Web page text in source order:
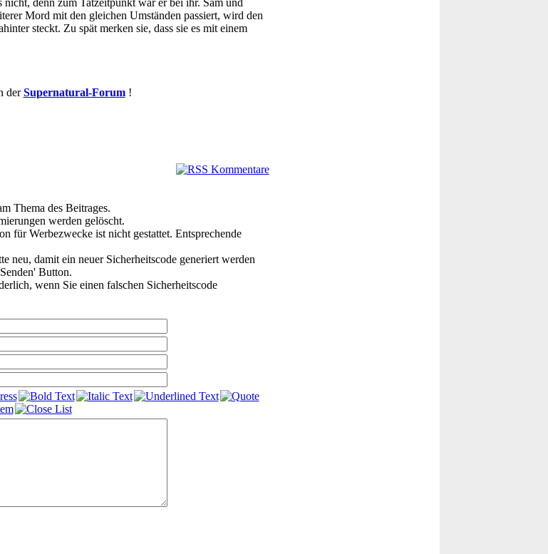
denn zum Tatzeitpunkt war er bei ihr. Sam und
Mord mit den gleichen Umständen passiert, wird den
steckt. Zu spät merken sie, dass sie es mit einem
derSupernatural-Forum!
Thema des Beitrages.
werden gelöscht.
für Werbezwecke ist nicht gestattet. Entsprechende
neu, damit ein neuer Sicherheitscode generiert werden
Button.
wenn Sie einen falschen Sicherheitscode